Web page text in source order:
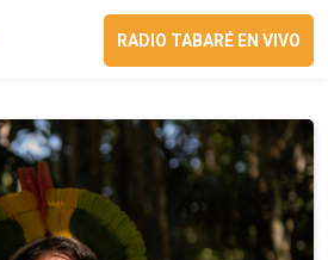
RADIO TABARÉ EN VIVO